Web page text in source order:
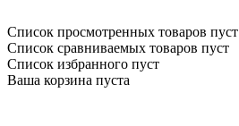
Список просмотренных товаров пуст
Список сравниваемых товаров пуст
Список избранного пуст
Ваша корзина пуста